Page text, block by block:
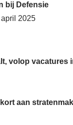
bij Defensie
april 2025
volop vacatures
aan